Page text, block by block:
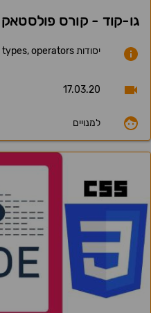
גו-קוד - קורס פולסטאק
יסודות JavaScript - var, types, operators
17.03.20
למנויים